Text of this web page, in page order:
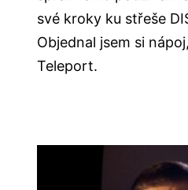
své kroky ku střeše
Objednal jsem si
Teleport.